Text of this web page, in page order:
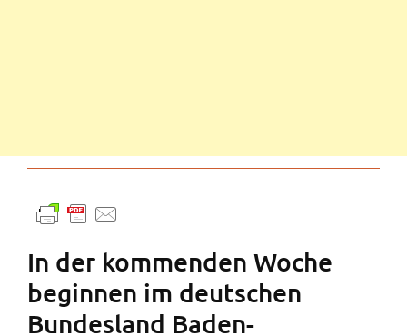
In der kommenden Woche
beginnen im deutschen
Bundesland Baden-